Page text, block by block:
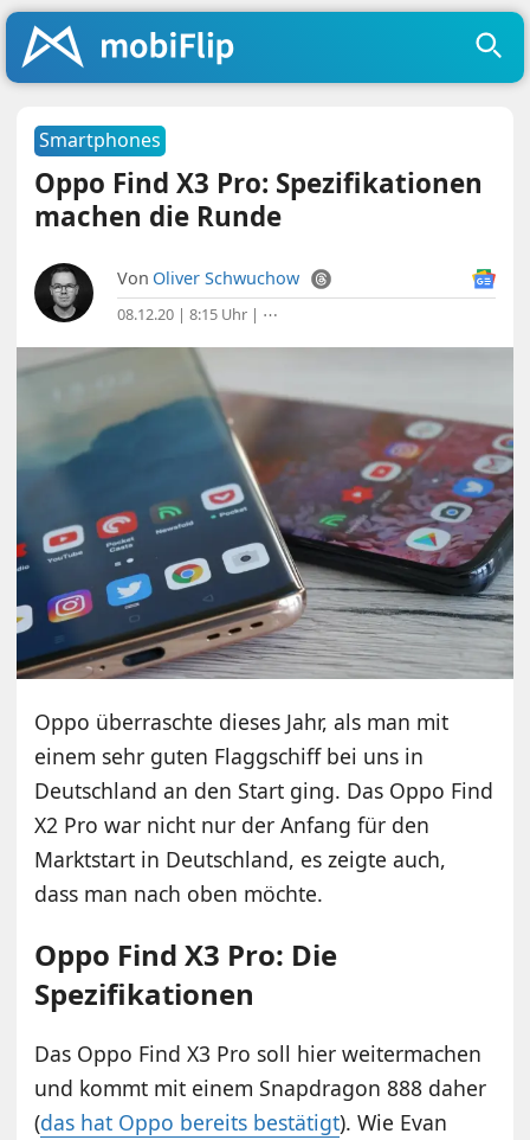
Smartphones
Oppo Find X3 Pro: Spezifikationen
machen die Runde
Von Oliver Schwuchow
08.12.20 | 8:15 Uhr | ⋯
Oppo überraschte dieses Jahr, als man mit
einem sehr guten Flaggschiff bei uns in
Deutschland an den Start ging. Das Oppo Find
X2 Pro war nicht nur der Anfang für den
Marktstart in Deutschland, es zeigte auch,
dass man nach oben möchte.
Oppo Find X3 Pro: Die
Spezifikationen
Das Oppo Find X3 Pro soll hier weitermachen
und kommt mit einem Snapdragon 888 daher
(das hat Oppo bereits bestätigt). Wie Evan